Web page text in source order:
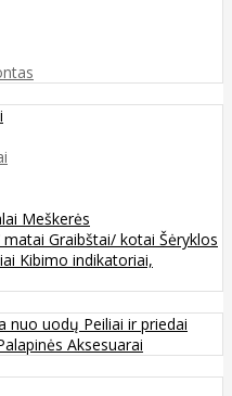
Meškerės
matai Graibštai/ kotai Šėryklos
Kibimo indikatoriai,
nuo uodų Peiliai ir priedai
Aksesuarai